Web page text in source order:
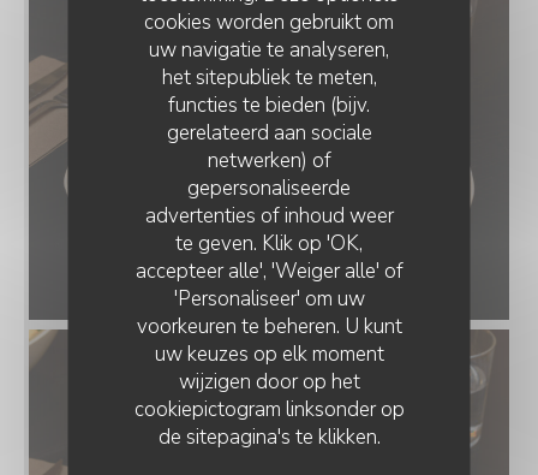
cookies worden gebruikt om
uw navigatie te analyseren,
het sitepubliek te meten,
functies te bieden (bijv.
gerelateerd aan sociale
netwerken) of
gepersonaliseerde
advertenties of inhoud weer
te geven. Klik op 'OK,
accepteer alle', 'Weiger alle' of
'Personaliseer' om uw
voorkeuren te beheren. U kunt
uw keuzes op elk moment
wijzigen door op het
cookiepictogram linksonder op
de sitepagina's te klikken.
BRUNCH CLUB